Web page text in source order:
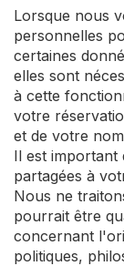
Lorsque nous
personnelles
certaines
elles sont
à cette
votre
et de votre
Il est important
partagées à
Nous ne
pourrait être
concernant
politiques,